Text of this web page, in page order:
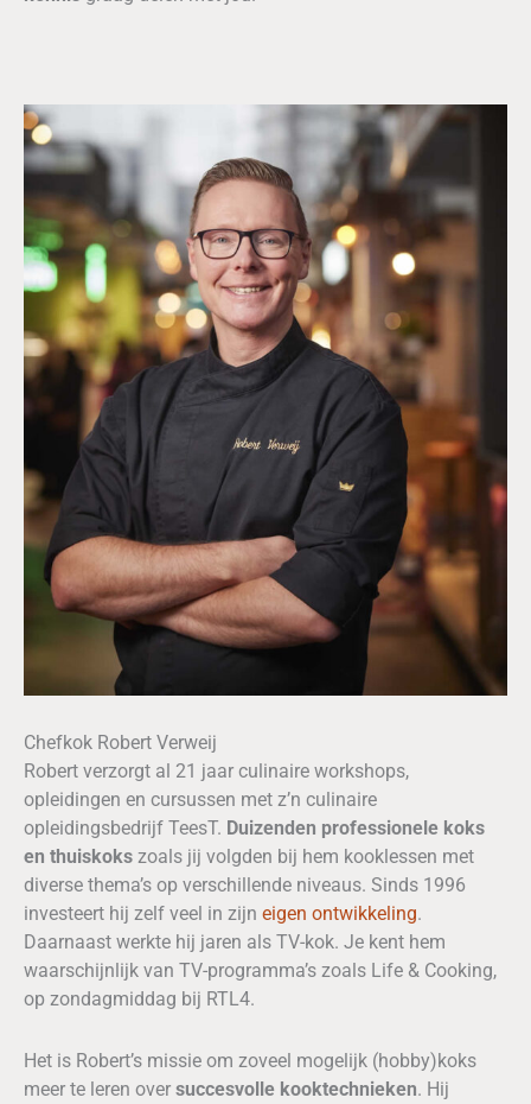
Chefkok Robert Verweij
Robert verzorgt al 21 jaar culinaire workshops,
opleidingen en cursussen met z’n culinaire
opleidingsbedrijf TeesT. Duizenden professionele koks
en thuiskoks zoals jij volgden bij hem kooklessen met
diverse thema’s op verschillende niveaus. Sinds 1996
investeert hij zelf veel in zijn eigen ontwikkeling.
Daarnaast werkte hij jaren als TV-kok. Je kent hem
waarschijnlijk van TV-programma’s zoals Life & Cooking,
op zondagmiddag bij RTL4.
Het is Robert’s missie om zoveel mogelijk (hobby)koks
meer te leren over succesvolle kooktechnieken. Hij